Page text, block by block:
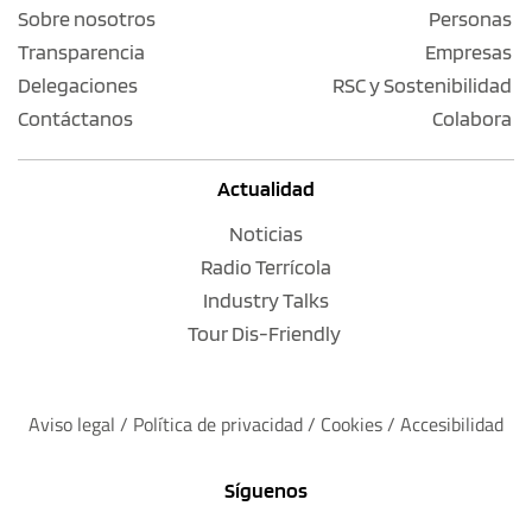
Sobre nosotros
Transparencia
Delegaciones
Contáctanos
Personas
Empresas
RSC y Sostenibilidad
Colabora
Actualidad
Noticias
Radio Terrícola
Industry Talks
Tour Dis-Friendly
Aviso legal / Política de privacidad / Cookies / Accesibilidad
Síguenos